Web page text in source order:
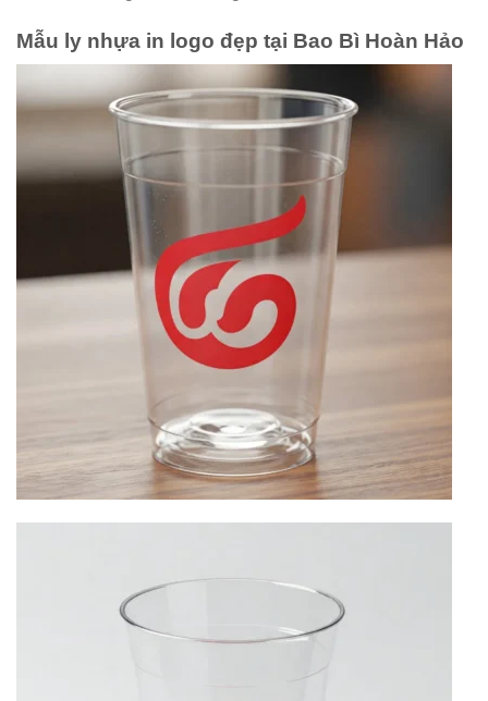
Mẫu ly nhựa in logo đẹp tại Bao Bì Hoàn Hảo